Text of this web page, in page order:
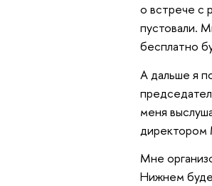
о встрече с
пустовали.
бесплатно
А дальше я
меня
директором
Мне
Нижнем